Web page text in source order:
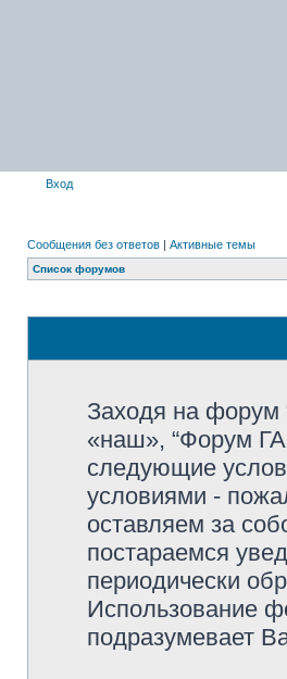
Вход
Сообщения без ответов | Активные темы
Список форумов
Заходя на форум
«наш», “Форум
следующие
условиями -
оставляем за
постараемся
периодически
Использование
подразумевает